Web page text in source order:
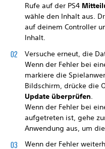
Rufe auf der PS4
wähle den Inhalt aus.
auf deinem Controller
Inhalt.
Versuche erneut, die
Wenn der Fehler bei
markiere die
Bildschirm, drücke die
Update überprüfen
Wenn der Fehler bei
aufgetreten ist, gehe
Anwendung aus, um
Wenn der Fehler